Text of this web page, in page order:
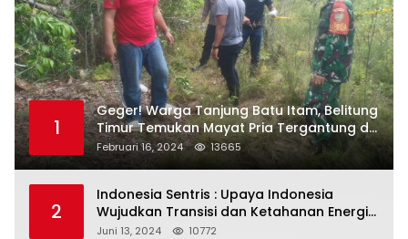
1
Geger! Warga Tanjung Batu Itam, Belitung
Timur Temukan Mayat Pria Tergantung di
Pohon
Februari 16, 2024 13665
2
Indonesia Sentris : Upaya Indonesia
Wujudkan Transisi dan Ketahanan Energi
yang Berkelanjutan
Juni 13, 2024 10772